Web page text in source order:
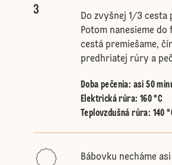
3
Do zvyšnej 1/3 cesta
Potom nanesieme
cestá premiešame,
predhriatej rúry a
Doba pečenia: asi 50
Elektrická rúra: 160 °C
Teplovzdušná rúra: 140
Bábovku necháme